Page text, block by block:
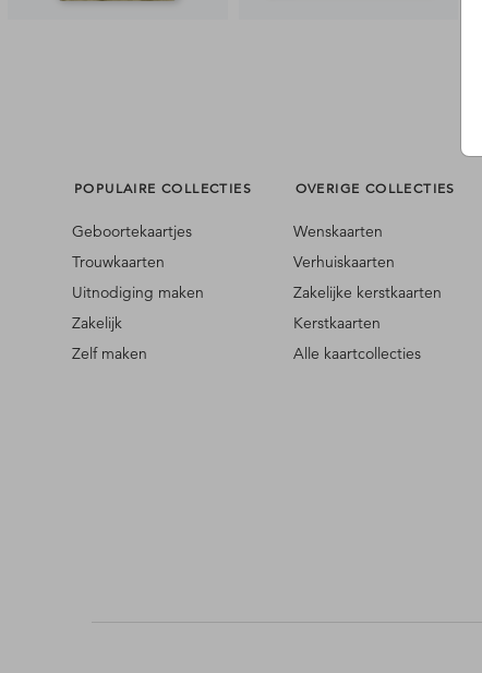
POPULAIRE COLLECTIES
Geboortekaartjes
Trouwkaarten
Uitnodiging maken
Zakelijk
Zelf maken
OVERIGE COLLECTIES
Wenskaarten
Verhuiskaarten
Zakelijke kerstkaarten
Kerstkaarten
Alle kaartcollecties